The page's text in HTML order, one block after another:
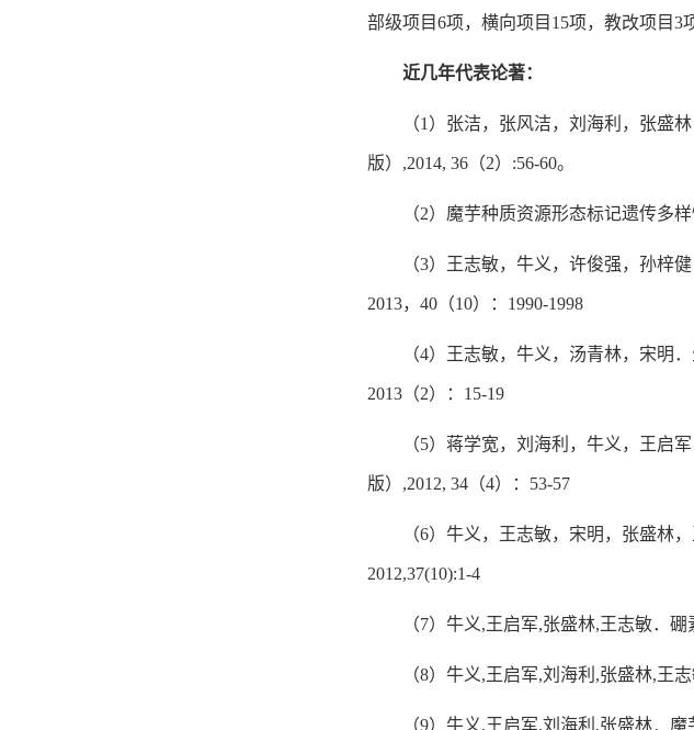
部级项目6项，横向项目15项，教改项目3
近几年代表论著：
（1）张洁，张风洁，刘海利，张盛
版）,2014, 36（2）:56-60。
（2）魔芋种质资源形态标记遗传多
（3）王志敏，牛义，许俊强，孙梓
2013，40（10）：1990-1998
（4）王志敏，牛义，汤青林，宋明
2013（2）：15-19
（5）蒋学宽，刘海利，牛义，王启
版）,2012, 34（4）：53-57
（6）牛义，王志敏，宋明，张盛林
2012,37(10):1-4
（7）牛义,王启军,张盛林,王志敏．
（8）牛义,王启军,刘海利,张盛林,王
（9）牛义,王启军,刘海利,张盛林．